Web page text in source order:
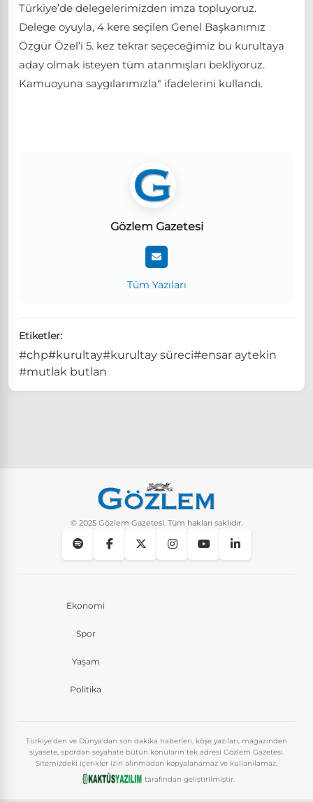
Türkiye’de delegelerimizden imza topluyoruz.
Delege oyuyla, 4 kere seçilen Genel Başkanımız
Özgür Özel’i 5. kez tekrar seçeceğimiz bu kurultaya
aday olmak isteyen tüm atanmışları bekliyoruz.
Kamuoyuna saygılarımızla" ifadelerini kullandı.
Gözlem Gazetesi
Tüm Yazıları
Etiketler:
#chp#kurultay#kurultay süreci#ensar aytekin
#mutlak butlan
© 2025 Gözlem Gazetesi. Tüm hakları saklıdır.
Ekonomi
Spor
Yaşam
Politika
Türkiye'den ve Dünya'dan son dakika haberleri, köşe yazıları, magazinden
siyasete, spordan seyahate bütün konuların tek adresi Gözlem Gazetesi.
Sitemizdeki içerikler izin alınmadan kopyalanamaz ve kullanılamaz.
tarafından geliştirilmiştir.